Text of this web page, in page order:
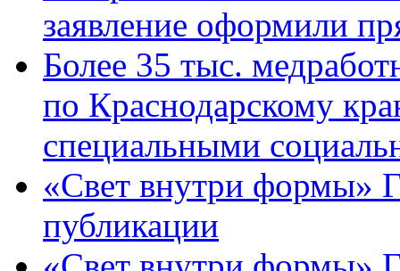
заявление оформили
Более 35 тыс.
по Краснодарскому
специальными
«Свет внутри формы»
публикации